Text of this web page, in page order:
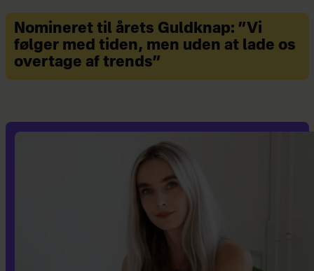
Nomineret til årets Guldknap: ”Vi
følger med tiden, men uden at lade os
overtage af trends”